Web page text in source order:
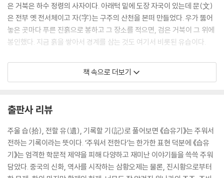
은 거북은 하수 정령의 사자이다. 아래턱 밑에 도장 자국이 있는데 문(文)
은 전부 옛 전서체이고 자(字)는 구주의 산천을 본떠 만들었다. 우가 뚫어
놓은 곳마다 푸른 진흙으로 봉하고 그 장소를 적으면, 검은 거북이 그 위에
봉인했다. 지금 흙을 쌓아서 경계를 삼는 것도 여기서 비롯된 유습이다.
2.
을 수습하는 작업을 조증의 집에서 하는 바람에 수레가 줄을 잇고 바퀴 자
국이 사라질 새가 없었으니 모든 책이 왕의 서고로 운반되었다. 그의 제자
들은 문밖에 사당을 세우고 ‘조사부님 사당’이라고 했다. 세상에 다시 난리
가 일어나서 집집마다 창고가 불타자 조증은 옛 글이 화재로 소실되어 버
릴까 너무 걱정이 되었다. 그는 서고 주변에 돌을 쌓아 방화벽을 만들고 책
을 숨기는 치밀함을 보였으니 조증을 ‘책 창고’라고 부르는 것도 당연하다.
책 속으로 더보기
출판사 리뷰
주울 습(拾), 전할 유(遺), 기록할 기(記)로 풀어보면 《습유기》는 주워서
전하는 기록이라는 뜻이다. ‘주워서 전한다’는 한가한 표현 덕분에 《습유
기》는 엄격한 학문적 제약을 피해 다양하고 재미난 이야기들을 쓱쓱 주워
담았다. 중국의 신화, 역사를 시작하는 삼황오제는 물론, 진시황으로부터